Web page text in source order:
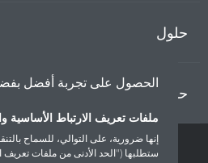
دايكن
حقوق النشر © دايكن
الحصول على تجربة أفضل بفضل
ملفات تعريف الارتباط الأساسية
إنها ضرورية، على التوالي، للسماح بالتنقل
ستطلبها ("الحد الأدنى من ملفات تعريف